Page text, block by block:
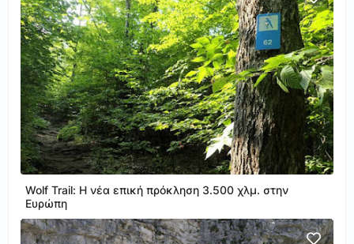
Wolf Trail: Η νέα επική πρόκληση 3.500 χλμ. στην
Ευρώπη